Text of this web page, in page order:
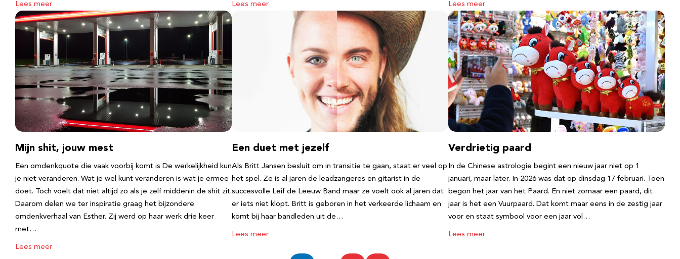
Lees meer Lees meer Lees meer
Mijn shit, jouw mest
Een omdenkquote die vaak voorbij komt is De werkelijkheid kun
je niet veranderen. Wat je wel kunt veranderen is wat je ermee
doet. Toch voelt dat niet altijd zo als je zelf middenin de shit zit.
Daarom delen we ter inspiratie graag het bijzondere
omdenkverhaal van Esther. Zij werd op haar werk drie keer
met…
Lees meer
Een duet met jezelf
Als Britt Jansen besluit om in transitie te gaan, staat er veel op
het spel. Ze is al jaren de leadzangeres en gitarist in de
succesvolle Leif de Leeuw Band maar ze voelt ook al jaren dat
er iets niet klopt. Britt is geboren in het verkeerde lichaam en
komt bij haar bandleden uit de…
Lees meer
Verdrietig paard
In de Chinese astrologie begint een nieuw jaar niet op 1
januari, maar later. In 2026 was dat op dinsdag 17 februari. Toen
begon het jaar van het Paard. En niet zomaar een paard, dit
jaar is het een Vuurpaard. Dat komt maar eens in de zestig jaar
voor en staat symbool voor een jaar vol…
Lees meer